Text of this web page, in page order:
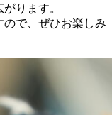
ります。
で、ぜひお楽しみ